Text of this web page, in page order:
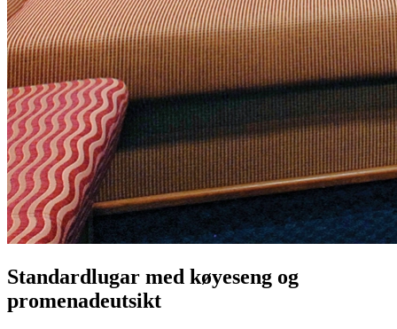
Standardlugar med køye­seng og
promenade­utsikt